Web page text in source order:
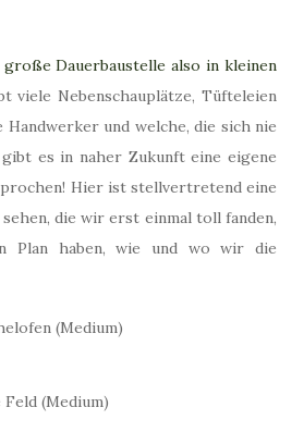
Dauerbaustelle also in kleinen
viele Nebenschauplätze, Tüfteleien
Handwerker und welche, die sich nie
es in naher Zukunft eine eigene
Hier ist stellvertretend eine
die wir erst einmal toll fanden,
Plan haben, wie und wo wir die